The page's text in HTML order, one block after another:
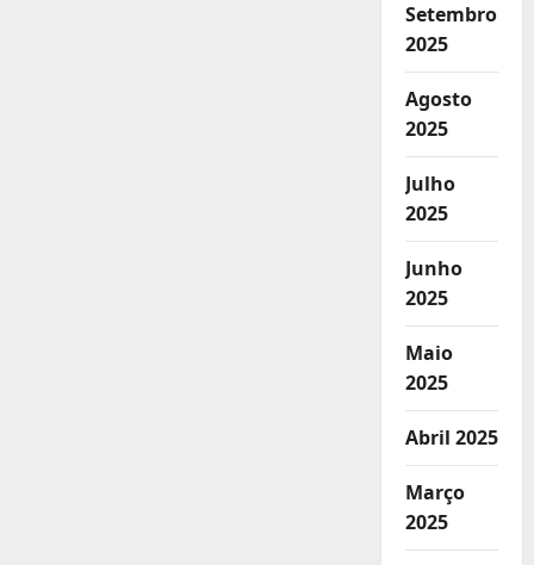
Setembro
2025
Agosto
2025
Julho
2025
Junho
2025
Maio
2025
Abril 2025
Março
2025